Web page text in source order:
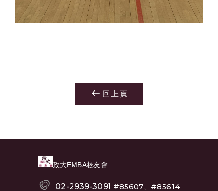
回上頁
政大EMBA校友會
02-2939-3091 #85607、#85614